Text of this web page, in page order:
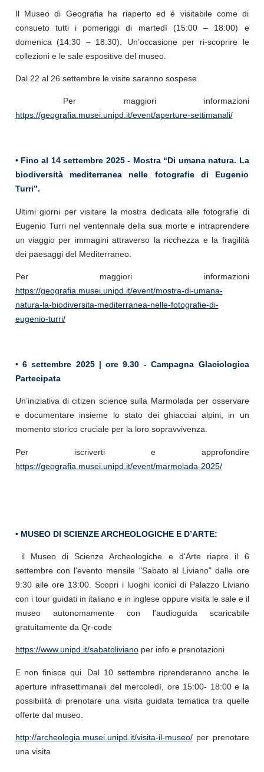
Il Museo di Geografia ha riaperto ed è visitabile come di
consueto tutti i pomeriggi di martedì (15:00 – 18:00) e
domenica (14:30 – 18:30). Un’occasione per ri-scoprire le
collezioni e le sale espositive del museo.
Dal 22 al 26 settembre le visite saranno sospese.
Per maggiori informazioni
https://geografia.musei.unipd.it/event/aperture-settimanali/
• Fino al 14 settembre 2025 - Mostra“Di umana natura. La
biodiversità mediterranea nelle fotografie di Eugenio
Turri”.
Ultimi giorni per visitare la mostra dedicata alle fotografie di
Eugenio Turri nel ventennale della sua morte e intraprendere
un viaggio per immagini attraverso la ricchezza e la fragilità
dei paesaggi del Mediterraneo.
Per maggiori informazioni
https://geografia.musei.unipd.it/event/mostra-di-umana-
natura-la-biodiversita-mediterranea-nelle-fotografie-di-
eugenio-turri/
• 6 settembre 2025 | ore 9.30 -Campagna Glaciologica
Partecipata
Un’iniziativa di citizen science sulla Marmolada per osservare
e documentare insieme lo stato dei ghiacciai alpini, in un
momento storico cruciale per la loro sopravvivenza.
Per iscriverti e approfondire
https://geografia.musei.unipd.it/event/marmolada-2025/
• MUSEO DI SCIENZE ARCHEOLOGICHE E D’ARTE:
il Museo di Scienze Archeologiche e d'Arte riapre il 6
settembre con l'evento mensile "Sabato al Liviano" dalle ore
9:30 alle ore 13:00. Scopri i luoghi iconici di Palazzo Liviano
con i tour guidati in italiano e in inglese oppure visita le sale e il
museo autonomamente con l'audioguida scaricabile
gratuitamente da Qr-code
https://www.unipd.it/sabatolivianoper info e prenotazioni
E non finisce qui. Dal 10 settembre riprenderanno anche le
aperture infrasettimanali del mercoledì, ore 15:00- 18:00 e la
possibilità di prenotare una visita guidata tematica tra quelle
offerte dal museo.
http://archeologia.musei.unipd.it/visita-il-museo/per prenotare
una visita